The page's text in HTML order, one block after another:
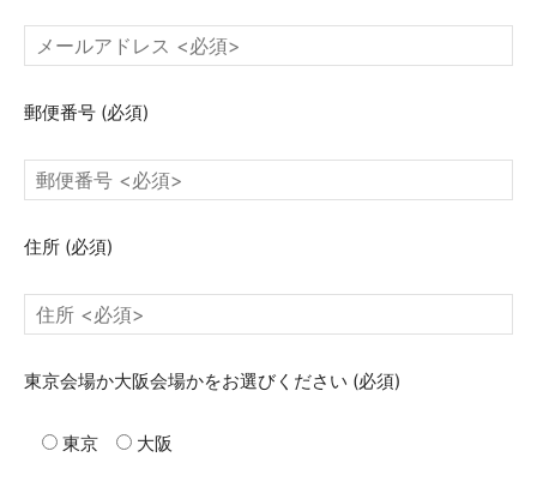
郵便番号 (必須)
住所 (必須)
東京会場か大阪会場かをお選びください (必須)
東京 大阪